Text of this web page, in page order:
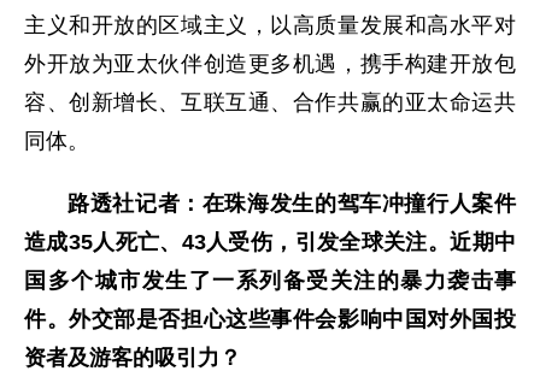
主义和开放的区域主义，以高质量发展和高水平对
外开放为亚太伙伴创造更多机遇，携手构建开放包
容、创新增长、互联互通、合作共赢的亚太命运共
同体。
路透社记者：在珠海发生的驾车冲撞行人案件
造成35人死亡、43人受伤，引发全球关注。近期中
国多个城市发生了一系列备受关注的暴力袭击事
件。外交部是否担心这些事件会影响中国对外国投
资者及游客的吸引力？